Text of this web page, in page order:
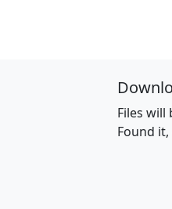
Files will
Found